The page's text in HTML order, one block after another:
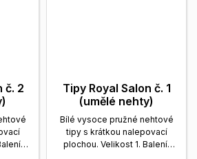
č. 2
Tipy Royal Salon č. 1
(umělé nehty)
Bílé vysoce pružné nehtové
tipy s krátkou nalepovací
plochou. Velikost 1. Balení: